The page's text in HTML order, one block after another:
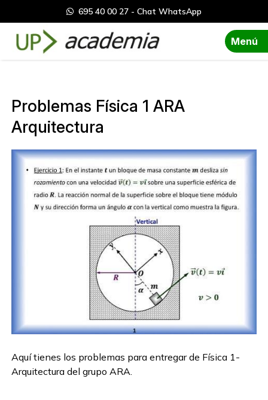
695 40 00 27 - Chat WhatsApp
Menú
Problemas Física 1 ARA
Arquitectura
Aquí tienes los problemas para entregar de Física 1-
Arquitectura del grupo ARA.